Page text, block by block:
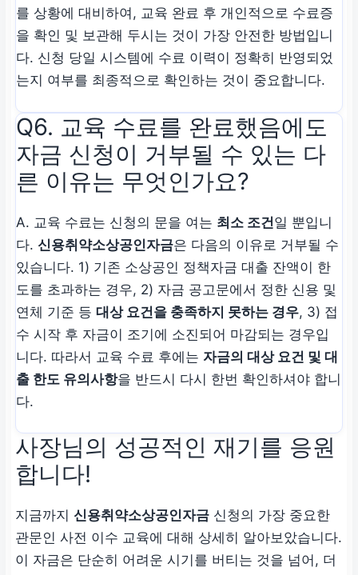
를 상황에 대비하여, 교육 완료 후 개인적으로 수료증
을 확인 및 보관해 두시는 것이 가장 안전한 방법입니
다. 신청 당일 시스템에 수료 이력이 정확히 반영되었
는지 여부를 최종적으로 확인하는 것이 중요합니다.
Q6. 교육 수료를 완료했음에도
자금 신청이 거부될 수 있는 다
른 이유는 무엇인가요?
A. 교육 수료는 신청의 문을 여는 최소 조건일 뿐입니
다. 신용취약소상공인자금은 다음의 이유로 거부될 수
있습니다. 1) 기존 소상공인 정책자금 대출 잔액이 한
도를 초과하는 경우, 2) 자금 공고문에서 정한 신용 및
연체 기준 등 대상 요건을 충족하지 못하는 경우, 3) 접
수 시작 후 자금이 조기에 소진되어 마감되는 경우입
니다. 따라서 교육 수료 후에는 자금의 대상 요건 및 대
출 한도 유의사항을 반드시 다시 한번 확인하셔야 합니
다.
사장님의 성공적인 재기를 응원
합니다!
지금까지 신용취약소상공인자금 신청의 가장 중요한
관문인 사전 이수 교육에 대해 상세히 알아보았습니다.
이 자금은 단순히 어려운 시기를 버티는 것을 넘어, 더